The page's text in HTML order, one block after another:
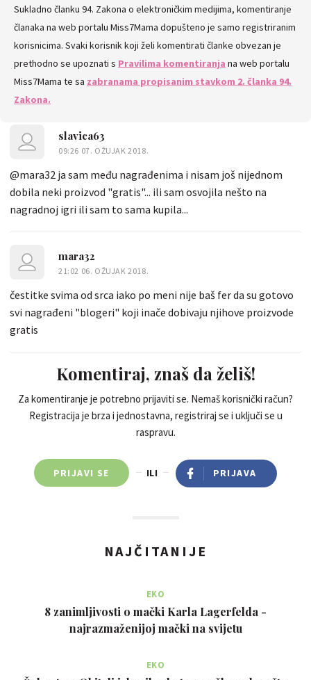
KOMENTARE
Sukladno članku 94. Zakona o elektroničkim medijima, komentiranje
članaka na web portalu Miss7Mama dopušteno je samo registriranim
korisnicima. Svaki korisnik koji želi komentirati članke obvezan je
prethodno se upoznati s Pravilima komentiranja na web portalu
Miss7Mama te sa zabranama propisanim stavkom 2. članka 94.
Zakona.
slavica63
09:26 07. OŽUJAK 2018.
@mara32 ja sam među nagrađenima i nisam još nijednom
dobila neki proizvod "gratis"... ili sam osvojila nešto na
nagradnoj igri ili sam to sama kupila...
mara32
21:02 06. OŽUJAK 2018.
čestitke svima od srca iako po meni nije baš fer da su gotovo
svi nagrađeni "blogeri" koji inače dobivaju njihove proizvode
gratis
Komentiraj, znaš da želiš!
Za komentiranje je potrebno prijaviti se. Nemaš korisnički račun?
Registracija je brza i jednostavna, registriraj se i uključi se u
raspravu.
PRIJAVI SE ILI PRIJAVA
NAJČITANIJE
EKO
8 zanimljivosti o mački Karla Lagerfelda -
najrazmaženijoj mački na svijetu
EKO